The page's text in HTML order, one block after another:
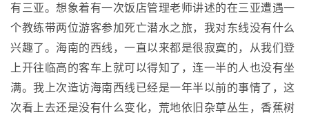
有三亚。想象着有一次饭店管理老师讲述的在三亚遭遇一
个教练带两位游客参加死亡潜水之旅，我对东线没有什么
兴趣了。海南的西线，一直以来都是很寂寞的，从我们登
上开往临高的客车上就可以得知了，连一半的人也没有坐
满。我上次造访海南西线已经是一年半以前的事情了，这
次看上去还是没有什么变化，荒地依旧杂草丛生，香蕉树